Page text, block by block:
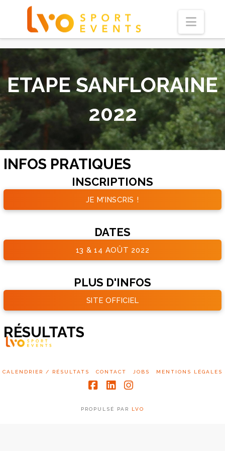
ETAPE SANFLORAINE
2022
INFOS PRATIQUES
INSCRIPTIONS
JE M'INSCRIS !
DATES
13 & 14 AOÛT 2022
PLUS D'INFOS
SITE OFFICIEL
RÉSULTATS
CALENDRIER / RÉSULTATS CONTACT JOBS MENTIONS LÉGALES
PROPULSÉ PAR LVO